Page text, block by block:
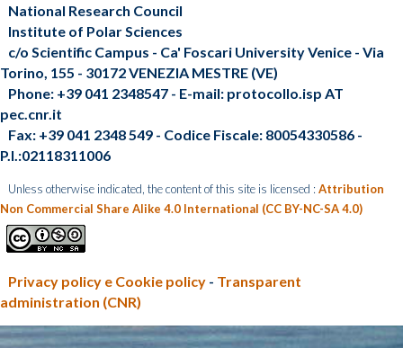
National Research Council
Institute of Polar Sciences
c/o Scientific Campus - Ca' Foscari University Venice - Via
Torino, 155 - 30172 VENEZIA MESTRE (VE)
Phone: +39 041 2348547 - E-mail: protocollo.isp AT
pec.cnr.it
Fax: +39 041 2348 549 - Codice Fiscale: 80054330586 -
P.I.:02118311006
Unless otherwise indicated, the content of this site is licensed : Attribution
Non Commercial Share Alike 4.0 International (CC BY-NC-SA 4.0)
Privacy policy e Cookie policy - Transparent
administration (CNR)